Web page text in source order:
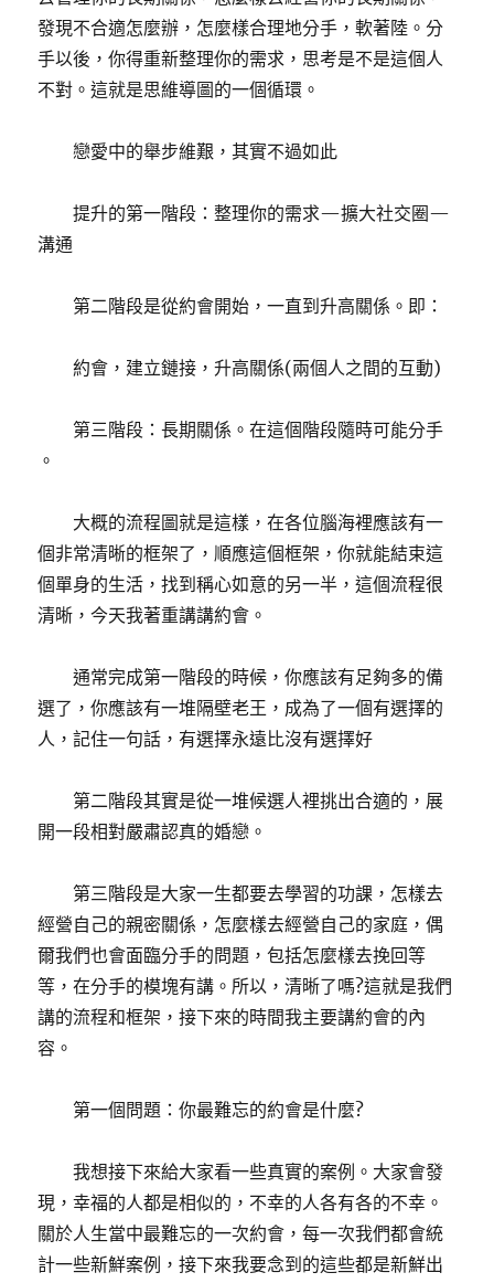
發現不合適怎麼辦，怎麼樣合理地分手，軟著陸。分
手以後，你得重新整理你的需求，思考是不是這個人
不對。這就是思維導圖的一個循環。
戀愛中的舉步維艱，其實不過如此
提升的第一階段：整理你的需求—擴大社交圈—
溝通
第二階段是從約會開始，一直到升高關係。即：
約會，建立鏈接，升高關係(兩個人之間的互動)
第三階段：長期關係。在這個階段隨時可能分手​​
。
大概的流程圖就是這樣，在各位腦海裡應該有一
個非常清晰的框架了，順應這個框架，你就能結束這
個單身的生活，找到稱心如意的另一半，這個流程很
清晰，今天我著重講講約會。
通常完成第一階段的時候，你應該有足夠多的備
選了，你應該有一堆隔壁老王，成為了一個有選擇的
人，記住一句話，有選擇永遠比沒有選擇好
第二階段其實是從一堆候選人裡挑出合適的，展
開一段相對嚴肅認真的婚戀。
第三階段是大家一生都要去學習的功課，怎樣去
經營自己的親密關係，怎麼樣去經營自己的家庭，偶
爾我們也會面臨分手的問題，包括怎麼樣去挽回等
等，在分手的模塊有講。所以，清晰了嗎?這就是我們
講的流程和框架，接下來的時間我主要講約會的內
容。
第一個問題：你最難忘的約會是什麼?
我想接下來給大家看一些真實的案例。大家會發
現，幸福的人都是相似的，不幸的人各有各的不幸。
關於人生當中最難忘的一次約會，每一次我們都會統
計一些新鮮案例，接下來我要念到的這些都是新鮮出